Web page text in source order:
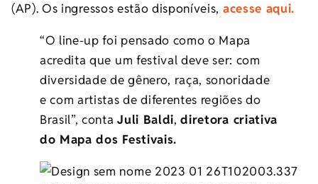
(AP). Os ingressos estão disponíveis, acesse aqui.
“O line-up foi pensado como o Mapa
acredita que um festival deve ser: com
diversidade de gênero, raça, sonoridade
e com artistas de diferentes regiões do
Brasil”, contaJuli Baldi,diretora criativa
do Mapa dos Festivais.